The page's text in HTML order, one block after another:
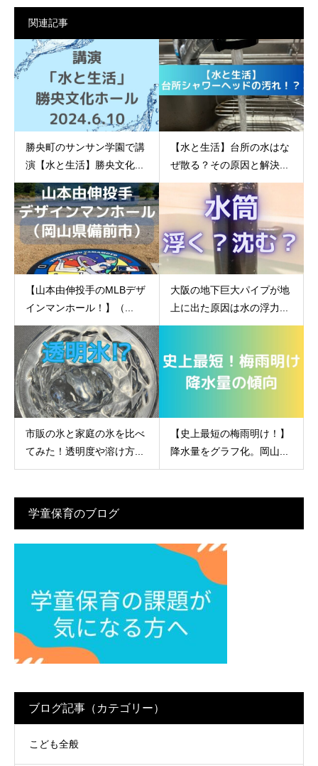
関連記事
勝央町のサンサン学園で講
演【水と生活】勝央文化...
【水と生活】台所の水はな
ぜ散る？その原因と解決...
【山本由伸投手のMLBデザ
インマンホール！】（...
大阪の地下巨大パイプが地
上に出た原因は水の浮力...
市販の氷と家庭の氷を比べ
てみた！透明度や溶け方...
【史上最短の梅雨明け！】
降水量をグラフ化。岡山...
学童保育のブログ
ブログ記事（カテゴリー）
こども全般